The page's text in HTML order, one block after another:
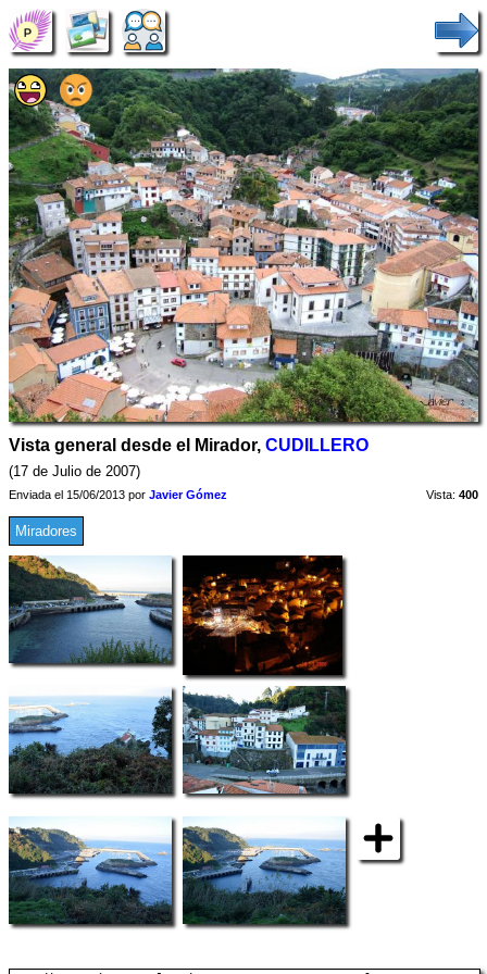
Vista general desde el Mirador, CUDILLERO
(17 de Julio de 2007)
Enviada el 15/06/2013 por Javier Gómez Vista: 400
Miradores